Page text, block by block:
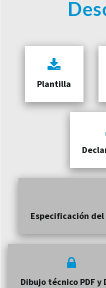
Plantilla
Especificación
Dibujo técnico PDF y